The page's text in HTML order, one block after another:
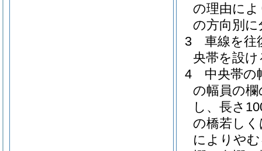
の理由に
の方向別
3
車線を往
央帯を設
4
中央帯の
の幅員の
し、長さ
の橋若し
によりや